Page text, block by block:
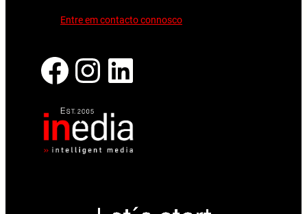
Entre em contacto connosco
Facebook Instagram LinkedIn